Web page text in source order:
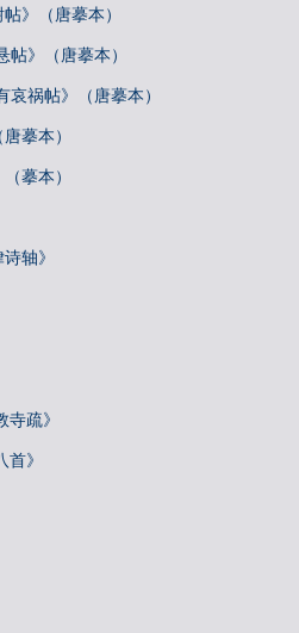
》（唐摹本）
》（唐摹本）
祸帖》（唐摹本）
摹本）
摹本）
轴》
疏》
》